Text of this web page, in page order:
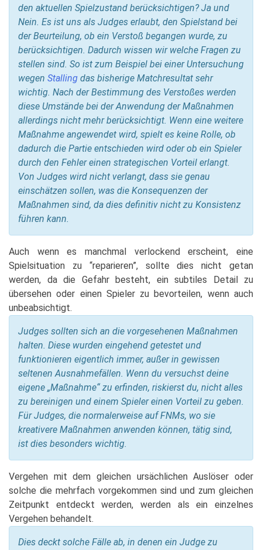
den aktuellen Spielzustand berücksichtigen? Ja und
Nein. Es ist uns als Judges erlaubt, den Spielstand bei
der Beurteilung, ob ein Verstoß begangen wurde, zu
berücksichtigen. Dadurch wissen wir welche Fragen zu
stellen sind. So ist zum Beispiel bei einer Untersuchung
wegen Stalling das bisherige Matchresultat sehr
wichtig. Nach der Bestimmung des Verstoßes werden
diese Umstände bei der Anwendung der Maßnahmen
allerdings nicht mehr berücksichtigt. Wenn eine weitere
Maßnahme angewendet wird, spielt es keine Rolle, ob
dadurch die Partie entschieden wird oder ob ein Spieler
durch den Fehler einen strategischen Vorteil erlangt.
Von Judges wird nicht verlangt, dass sie genau
einschätzen sollen, was die Konsequenzen der
Maßnahmen sind, da dies definitiv nicht zu Konsistenz
führen kann.
Auch wenn es manchmal verlockend erscheint, eine
Spielsituation zu “reparieren”, sollte dies nicht getan
werden, da die Gefahr besteht, ein subtiles Detail zu
übersehen oder einen Spieler zu bevorteilen, wenn auch
unbeabsichtigt.
Judges sollten sich an die vorgesehenen Maßnahmen
halten. Diese wurden eingehend getestet und
funktionieren eigentlich immer, außer in gewissen
seltenen Ausnahmefällen. Wenn du versuchst deine
eigene „Maßnahme“ zu erfinden, riskierst du, nicht alles
zu bereinigen und einem Spieler einen Vorteil zu geben.
Für Judges, die normalerweise auf FNMs, wo sie
kreativere Maßnahmen anwenden können, tätig sind,
ist dies besonders wichtig.
Vergehen mit dem gleichen ursächlichen Auslöser oder
solche die mehrfach vorgekommen sind und zum gleichen
Zeitpunkt entdeckt werden, werden als ein einzelnes
Vergehen behandelt.
Dies deckt solche Fälle ab, in denen ein Judge zu